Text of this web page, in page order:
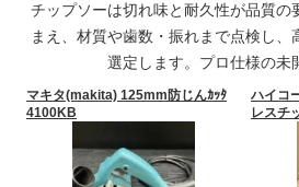
チップソーは切れ味と耐久性が品質の
まえ、材質や歯数・振れまで点検し、
選定します。プロ仕様の未
マキタ(makita) 125mm防じんｶｯﾀ
4100KB
ハイコ
レスチ